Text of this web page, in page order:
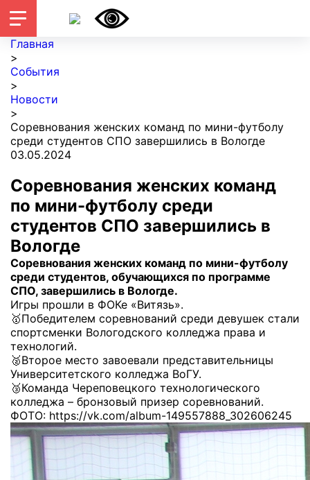
Главная
>
События
>
Новости
>
Соревнования женских команд по мини-футболу
среди студентов СПО завершились в Вологде
03.05.2024
Соревнования женских команд
по мини-футболу среди
студентов СПО завершились в
Вологде
Соревнования женских команд по мини-футболу
среди студентов, обучающихся по программе
СПО, завершились в Вологде.
Игры прошли в ФОКе «Витязь».
🥇Победителем соревнований среди девушек стали
спортсменки Вологодского колледжа права и
технологий.
🥈Второе место завоевали представительницы
Университетского колледжа ВоГУ.
🥉Команда Череповецкого технологического
колледжа – бронзовый призер соревнований.
ФОТО: https://vk.com/album-149557888_302606245